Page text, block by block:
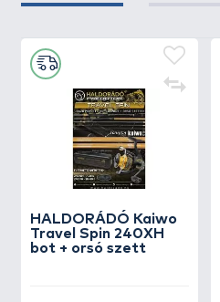
HALDORÁDÓ Kaiwo
Travel Spin 240XH
bot + orsó szett